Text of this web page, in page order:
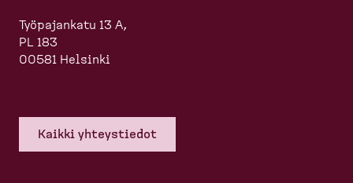
Työpajankatu 13 A,
PL 183
00581 Helsinki
Kaikki yhteys­tiedot